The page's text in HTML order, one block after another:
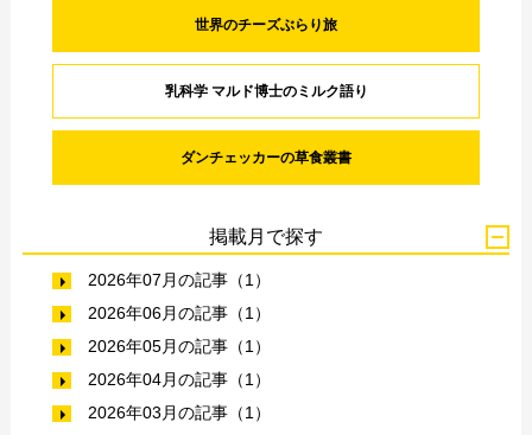
世界のチーズぶらり旅
乳科学 マルド博士のミルク語り
ダンチェッカーの草食叢書
掲載月で探す
2026年07月の記事（1）
2026年06月の記事（1）
2026年05月の記事（1）
2026年04月の記事（1）
2026年03月の記事（1）